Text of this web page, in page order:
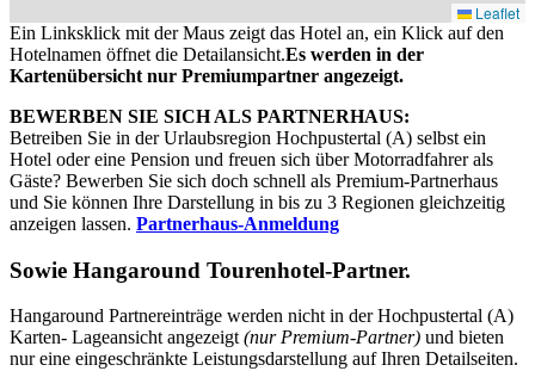
Leaflet
Ein Linksklick mit der Maus zeigt das Hotel an, ein Klick auf den
Hotelnamen öffnet die Detailansicht.Es werden in der
Kartenübersicht nur Premiumpartner angezeigt.
BEWERBEN SIE SICH ALS PARTNERHAUS:
Betreiben Sie in der Urlaubsregion Hochpustertal (A) selbst ein
Hotel oder eine Pension und freuen sich über Motorradfahrer als
Gäste? Bewerben Sie sich doch schnell als Premium-Partnerhaus
und Sie können Ihre Darstellung in bis zu 3 Regionen gleichzeitig
anzeigen lassen. Partnerhaus-Anmeldung
Sowie Hangaround Tourenhotel-Partner.
Hangaround Partnereinträge werden nicht in der Hochpustertal (A)
Karten- Lageansicht angezeigt (nur Premium-Partner) und bieten
nur eine eingeschränkte Leistungsdarstellung auf Ihren Detailseiten.